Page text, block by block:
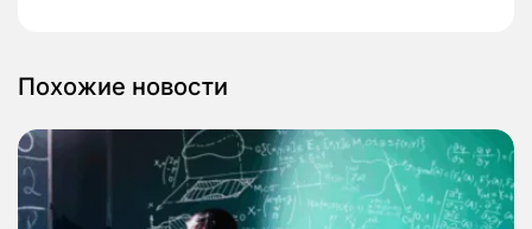
Похожие новости